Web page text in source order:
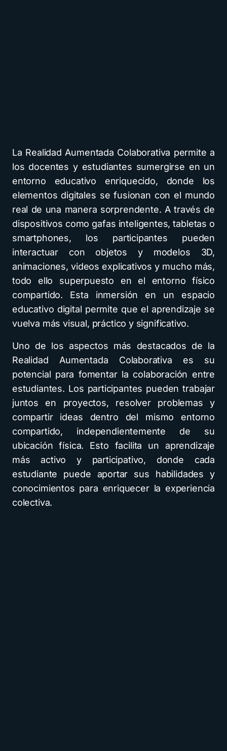
La Realidad Aumentada Colaborativa permite a
los docentes y estudiantes sumergirse en un
entorno educativo enriquecido, donde los
elementos digitales se fusionan con el mundo
real de una manera sorprendente. A través de
dispositivos como gafas inteligentes, tabletas o
smartphones, los participantes pueden
interactuar con objetos y modelos 3D,
animaciones, videos explicativos y mucho más,
todo ello superpuesto en el entorno físico
compartido. Esta inmersión en un espacio
educativo digital permite que el aprendizaje se
vuelva más visual, práctico y significativo.
Uno de los aspectos más destacados de la
Realidad Aumentada Colaborativa es su
potencial para fomentar la colaboración entre
estudiantes. Los participantes pueden trabajar
juntos en proyectos, resolver problemas y
compartir ideas dentro del mismo entorno
compartido, independientemente de su
ubicación física. Esto facilita un aprendizaje
más activo y participativo, donde cada
estudiante puede aportar sus habilidades y
conocimientos para enriquecer la experiencia
colectiva.